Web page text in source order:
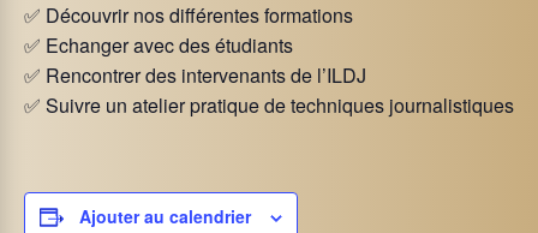
✅ Découvrir nos différentes formations
✅ Echanger avec des étudiants
✅ Rencontrer des intervenants de l’ILDJ
✅ Suivre un atelier pratique de techniques journalistiques
Ajouter au calendrier